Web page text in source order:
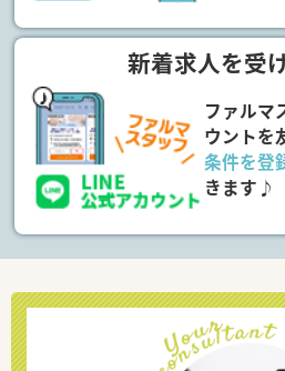
新着求人を受
ファルマ
ウントを
条件を登
きます♪